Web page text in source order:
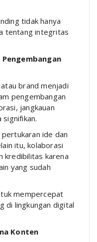
tidak hanya
tentang integritas
brand menjadi
pengembangan
jangkauan
ide dan
itu, kolaborasi
kredibilitas karena
yang sudah
mempercepat
di lingkungan digital
Konten